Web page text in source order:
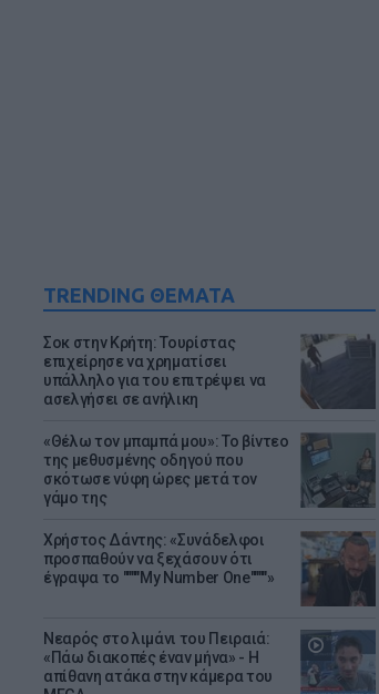
TRENDING ΘΕΜΑΤΑ
Σοκ στην Κρήτη: Τουρίστας
επιχείρησε να χρηματίσει
υπάλληλο για του επιτρέψει να
ασελγήσει σε ανήλικη
«Θέλω τον μπαμπά μου»: Το βίντεο
της μεθυσμένης οδηγού που
σκότωσε νύφη ώρες μετά τον
γάμο της
Χρήστος Δάντης: «Συνάδελφοι
προσπαθούν να ξεχάσουν ότι
έγραψα το """"My Number One""""»
Νεαρός στο λιμάνι του Πειραιά:
«Πάω διακοπές έναν μήνα» - Η
απίθανη ατάκα στην κάμερα του